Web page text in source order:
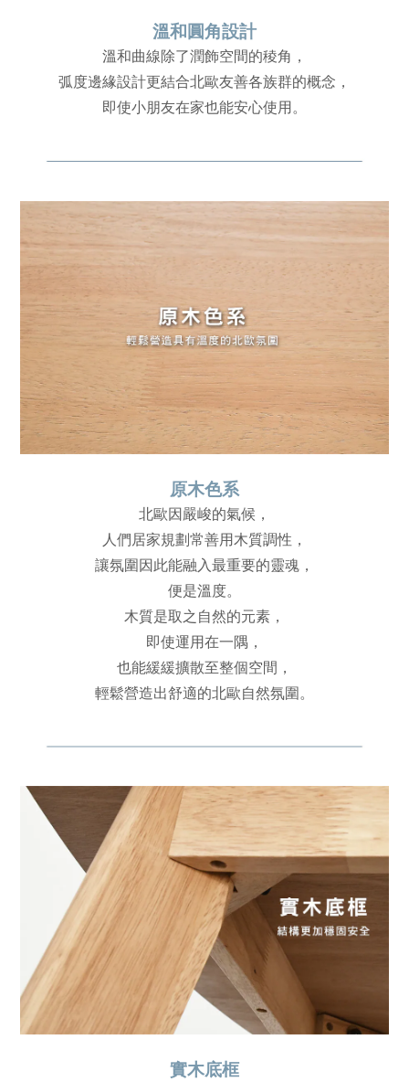
溫和圓角設計
溫和曲線除了潤飾空間的稜角，
弧度邊緣設計更結合北歐友善各族群的概念，
即使小朋友在家也能安心使用。
原木色系
北歐因嚴峻的氣候，
人們居家規劃常善用木質調性，
讓氛圍因此能融入最重要的靈魂，
便是溫度。
木質是取之自然的元素，
即使運用在一隅，
也能緩緩擴散至整個空間，
輕鬆營造出舒適的北歐自然氛圍。
實木底框